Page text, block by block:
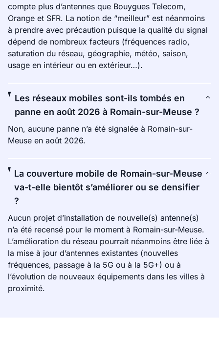
compte plus d’antennes que Bouygues Telecom,
Orange et SFR. La notion de “meilleur” est néanmoins
à prendre avec précaution puisque la qualité du signal
dépend de nombreux facteurs (fréquences radio,
saturation du réseau, géographie, météo, saison,
usage en intérieur ou en extérieur…).
Les réseaux mobiles sont-ils tombés en
panne en août 2026 à Romain-sur-Meuse ?
Non, aucune panne n’a été signalée à Romain-sur-
Meuse en août 2026.
La couverture mobile de Romain-sur-Meuse
va-t-elle bientôt s’améliorer ou se densifier
?
Aucun projet d’installation de nouvelle(s) antenne(s)
n’a été recensé pour le moment à Romain-sur-Meuse.
L’amélioration du réseau pourrait néanmoins être liée à
la mise à jour d’antennes existantes (nouvelles
fréquences, passage à la 5G ou à la 5G+) ou à
l’évolution de nouveaux équipements dans les villes à
proximité.